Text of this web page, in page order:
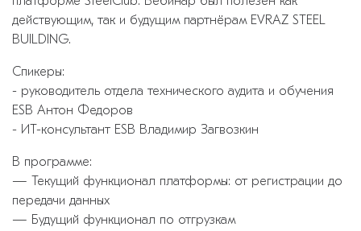
действующим, так и будущим партнёрам EVRAZ STEEL
BUILDING.
Спикеры:
- руководитель отдела технического аудита и обучения
ESB Антон Федоров
- ИТ-консультант ESB Владимир Загвозкин
В программе:
— Текущий функционал платформы: от регистрации до
передачи данных
— Будущий функционал по отгрузкам